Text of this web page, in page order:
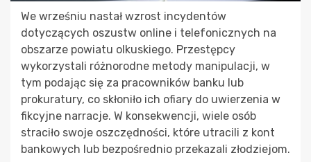
We wrześniu nastał wzrost incydentów
dotyczących oszustw online i telefonicznych na
obszarze powiatu olkuskiego. Przestępcy
wykorzystali różnorodne metody manipulacji, w
tym podając się za pracowników banku lub
prokuratury, co skłoniło ich ofiary do uwierzenia w
fikcyjne narracje. W konsekwencji, wiele osób
straciło swoje oszczędności, które utracili z kont
bankowych lub bezpośrednio przekazali złodziejom.